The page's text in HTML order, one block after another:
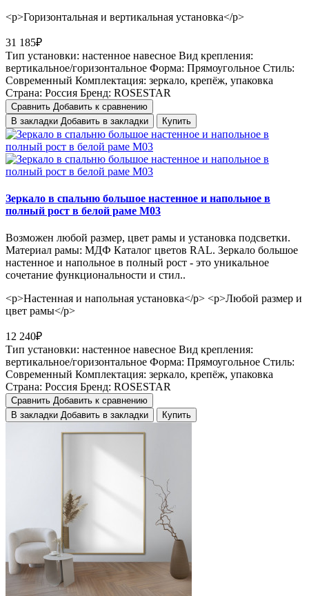
<p>Горизонтальная и вертикальная установка</p>
31 185₽
Тип установки: настенное навесное Вид крепления:
вертикальное/горизонтальное Форма: Прямоугольное Стиль:
Cовременный Комплектация: зеркало, крепёж, упаковка
Страна: Россия Бренд: ROSESTAR
Сравнить Добавить к сравнению
В закладки Добавить в закладки Купить
Зеркало в спальню большое настенное и напольное в
полный рост в белой раме М03
Возможен любой размер, цвет рамы и установка подсветки.
Материал рамы: МДФ Каталог цветов RAL. Зеркало большое
настенное и напольное в полный рост - это уникальное
сочетание функциональности и стил..
<p>Настенная и напольная установка</p> <p>Любой размер и
цвет рамы</p>
12 240₽
Тип установки: настенное навесное Вид крепления:
вертикальное/горизонтальное Форма: Прямоугольное Стиль:
Cовременный Комплектация: зеркало, крепёж, упаковка
Страна: Россия Бренд: ROSESTAR
Сравнить Добавить к сравнению
В закладки Добавить в закладки Купить